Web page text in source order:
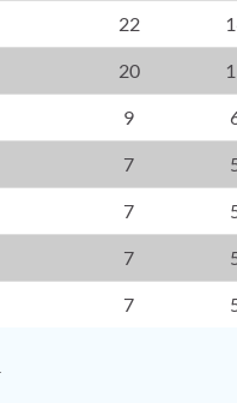
22
20
9
7
7
7
7